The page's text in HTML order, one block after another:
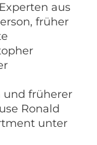
aus
früher
und früherer
Ronald
unter